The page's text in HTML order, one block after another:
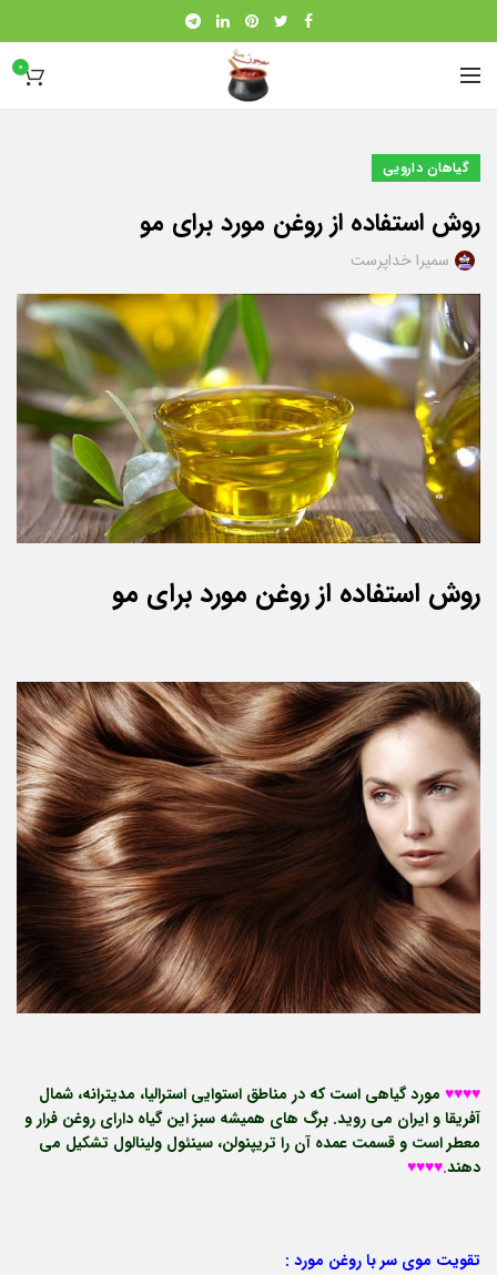
0
گیاهان دارویی
روش استفاده از روغن مورد برای مو
سمیرا خداپرست
روش استفاده از روغن مورد برای مو
♥️♥️♥️♥️ مورد گیاهی است که در مناطق استوایی استرالیا، مدیترانه، شمال
آفریقا و ایران می روید. برگ های همیشه سبز این گیاه دارای روغن فرار و
معطر است و قسمت عمده آن را تریپنولن، سینئول ولینالول تشکیل می
دهند.♥️♥️♥️♥️
تقویت موی سر با روغن مورد :